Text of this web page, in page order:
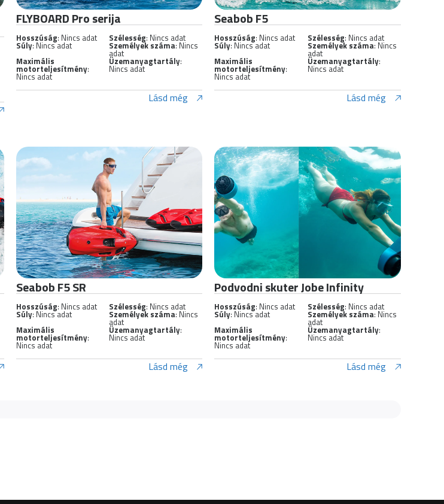
FLYBOARD Pro serija
Hosszúság: Nincs adat Szélesség: Nincs adat
Súly: Nincs adat Személyek száma: Nincs
adat
Maximális
motorteljesítmény:
Nincs adat
Üzemanyagtartály:
Nincs adat
Lásd még
Seabob F5
Hosszúság: Nincs adat Szélesség: Nincs adat
Súly: Nincs adat Személyek száma: Nincs
adat
Maximális
motorteljesítmény:
Nincs adat
Üzemanyagtartály:
Nincs adat
Lásd még
Seabob F5 SR
Hosszúság: Nincs adat Szélesség: Nincs adat
Súly: Nincs adat Személyek száma: Nincs
adat
Maximális
motorteljesítmény:
Nincs adat
Üzemanyagtartály:
Nincs adat
Lásd még
Podvodni skuter Jobe Infinity
Hosszúság: Nincs adat Szélesség: Nincs adat
Súly: Nincs adat Személyek száma: Nincs
adat
Maximális
motorteljesítmény:
Nincs adat
Üzemanyagtartály:
Nincs adat
Lásd még